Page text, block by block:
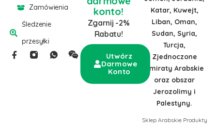
Zamówienia
Śledzenie
przesyłki
Katar, Kuwejt,
Liban, Oman,
Sudan, Syria,
Turcja,
Zjednoczone
Emiraty Arabskie
oraz obszar
Jerozolimy i
Palestyny.
Sklep Arabskie Produkty
konto!
Zgarnij -2%
Rabatu!
Utwórz
Darmowe
Konto